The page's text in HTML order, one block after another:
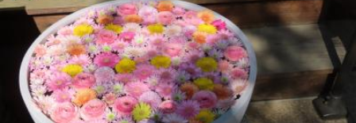
・
足